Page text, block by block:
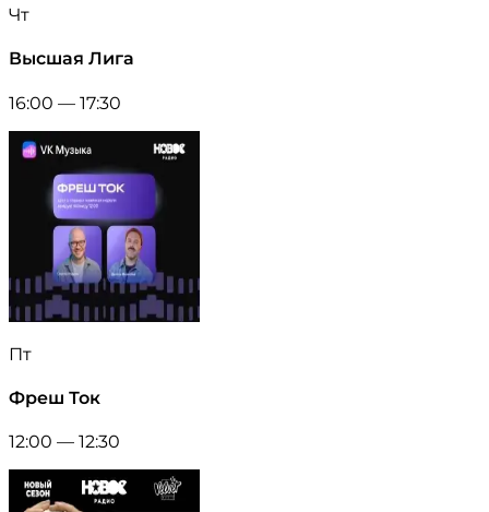
Чт
Высшая Лига
16:00 — 17:30
Пт
Фреш Ток
12:00 — 12:30